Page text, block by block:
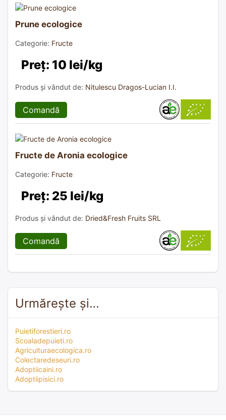
Prune ecologice
Categorie: Fructe
Preț: 10 lei/kg
Produs și vândut de: Nitulescu Dragos-Lucian I.I.
Comandă
Fructe de Aronia ecologice
Categorie: Fructe
Preț: 25 lei/kg
Produs și vândut de: Dried&Fresh Fruits SRL
Comandă
Urmărește și…
Puietiforestieri.ro
Scoaladepuieti.ro
Agriculturaecologica.ro
Colectaredeseuri.ro
Adoptiicaini.ro
Adoptiipisici.ro